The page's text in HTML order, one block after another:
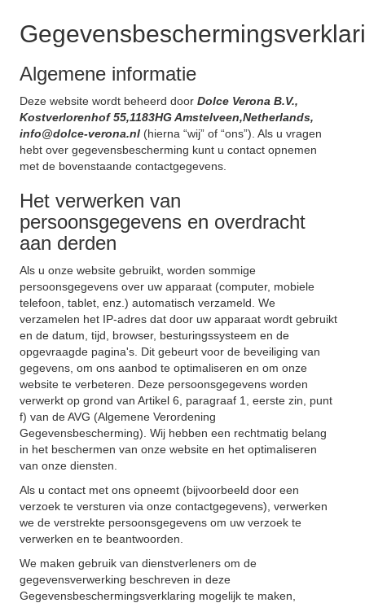
Algemene informatie
Deze website wordt beheerd door Dolce Verona B.V.,
Kostverlorenhof 55,1183HG Amstelveen,Netherlands,
info@dolce-verona.nl (hierna “wij” of “ons”). Als u vragen
hebt over gegevensbescherming kunt u contact opnemen
met de bovenstaande contactgegevens.
Het verwerken van
persoonsgegevens en overdracht
aan derden
Als u onze website gebruikt, worden sommige
persoonsgegevens over uw apparaat (computer, mobiele
telefoon, tablet, enz.) automatisch verzameld. We
verzamelen het IP-adres dat door uw apparaat wordt gebruikt
en de datum, tijd, browser, besturingssysteem en de
opgevraagde pagina's. Dit gebeurt voor de beveiliging van
gegevens, om ons aanbod te optimaliseren en om onze
website te verbeteren. Deze persoonsgegevens worden
verwerkt op grond van Artikel 6, paragraaf 1, eerste zin, punt
f) van de AVG (Algemene Verordening
Gegevensbescherming). Wij hebben een rechtmatig belang
in het beschermen van onze website en het optimaliseren
van onze diensten.
Als u contact met ons opneemt (bijvoorbeeld door een
verzoek te versturen via onze contactgegevens), verwerken
we de verstrekte persoonsgegevens om uw verzoek te
verwerken en te beantwoorden.
We maken gebruik van dienstverleners om de
gegevensverwerking beschreven in deze
Gegevensbeschermingsverklaring mogelijk te maken,